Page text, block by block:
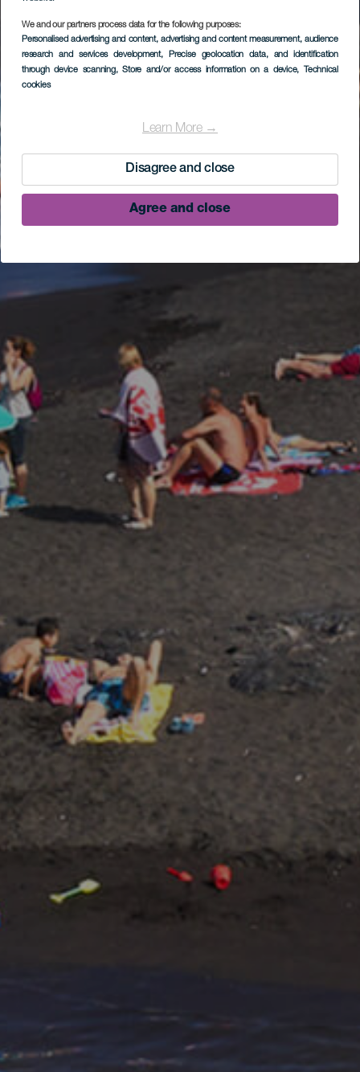
We and our partners process data for the following purposes:
Personalised advertising and content, advertising and content measurement, audience
research and services development, Precise geolocation data, and identification
through device scanning, Store and/or access information on a device, Technical
cookies
Learn More →
Disagree and close
Agree and close